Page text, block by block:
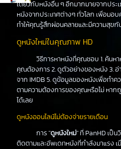
เดียวกับหนังอื่น ๆ อีกมากมายจากประ
หนังจากประเทศต่างๆ ทั่วโลก เพื่อมอ
ทำให้คุณรู้สึกผ่อนคลายและมีความสุข
ดูหนังใหม่ในคุณภาพ HD
วิธีการหาหนังที่คุณชอบ 1. ค้นห
คุณต้องการ 2. ดูตัวอย่างของหนัง 3. อ่
จาก IMDB 5. ดูข้อมูลของหนังเพื่อทำคว
ตามความต้องการของคุณหรือไม่ หาก
ได้เลย
ดูหนังออนไลน์ไม่ต้องจ่ายรายเดือน
การ "ดูหนังใหม่" ที่ PanHD เป็น
ติดตามและอัพเดทหนังที่กำลังมาแรง